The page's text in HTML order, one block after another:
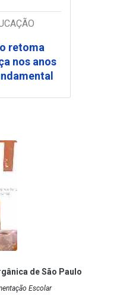
retoma
nos anos
de São Paulo
Escolar